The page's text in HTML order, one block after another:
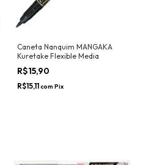
Caneta Nanquim MANGAKA
Kuretake Flexible Media
R$15,90
R$15,11com Pix